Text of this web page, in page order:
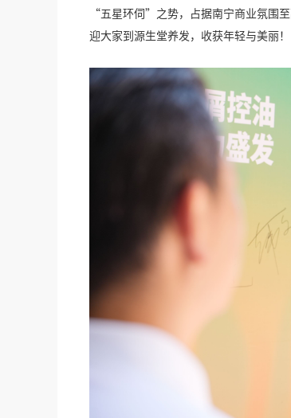
“五星环伺” 之势，占据南宁商业氛围
迎大家到源生堂养发，收获年轻与美丽！